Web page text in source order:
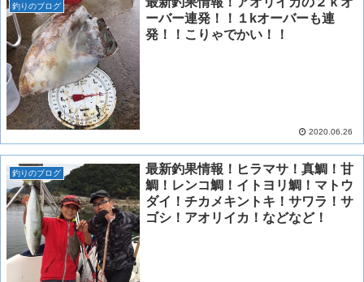
釣りのブログ
ーバー連発！！１kオーバーも連
発！！こりゃでかい！！
2020.06.26
釣りのブログ
最新釣果情報！ヒラマサ！真鯛！甘
鯛！レンコ鯛！イトヨリ鯛！マトウ
ダイ！チカメキントキ！サワラ！サ
ゴシ！アオリイカ！などなど！